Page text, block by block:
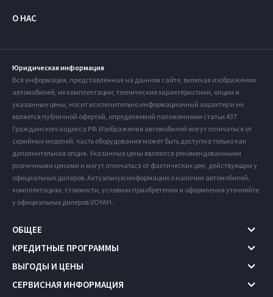
О НАС
Юридическая информация
Вся информация, представленная на данном сайте, включая изображения
автомобилей, их комплектации, технические характеристики, опции и
указанные цены, носит исключительно информационный характер и не
является публичной офертой, определяемой положениями статьи 437
Гражданского кодекса РФ. Изображения автомобилей могут отличаться от
серийных моделей, часть оборудования может быть доступна только как
дополнительная опция. Указанные цены являются рекомендованными
розничными ценами и могут отличаться от фактических цен, действующих у
официальных дилеров. Актуальную информацию о наличии автомобилей,
комплектациях, стоимости, условиях приобретения и оформления уточняйте
у официальных дилеров VOYAH.
ОБЩЕЕ
КРЕДИТНЫЕ ПРОГРАММЫ
ВЫГОДЫ И ЦЕНЫ
СЕРВИСНАЯ ИНФОРМАЦИЯ